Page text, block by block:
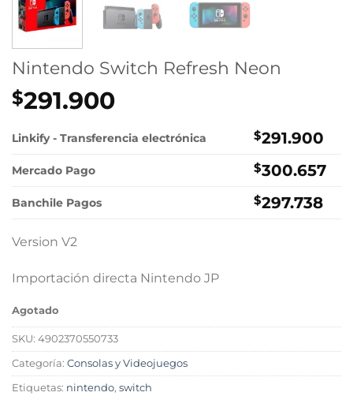
Nintendo Switch Refresh Neon
$291.900
Linkify - Transferencia electrónica $291.900
Mercado Pago $300.657
Banchile Pagos $297.738
Version V2
Importación directa Nintendo JP
Agotado
SKU: 4902370550733
Categoría: Consolas y Videojuegos
Etiquetas: nintendo, switch